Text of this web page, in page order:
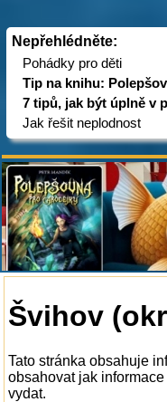
Nepřehlédněte:
Pohádky pro děti
Tip na knihu:
7 tipů, jak být úplně v
Jak řešit neplodnost
Švihov
Tato stránka obsahuje
obsahovat jak
vydat.